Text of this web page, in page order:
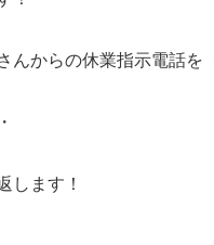
んからの休業指示電話を
します！